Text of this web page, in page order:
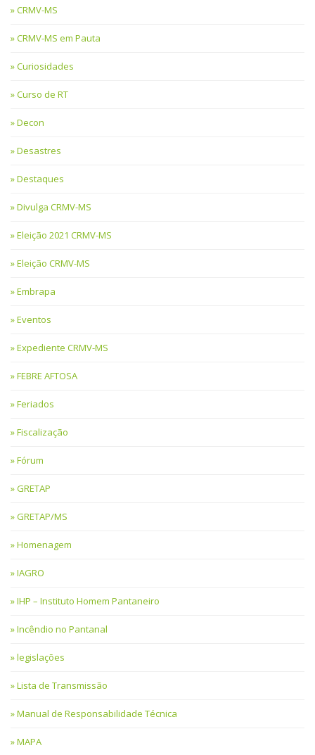
CRMV-MS
CRMV-MS em Pauta
Curiosidades
Curso de RT
Decon
Desastres
Destaques
Divulga CRMV-MS
Eleição 2021 CRMV-MS
Eleição CRMV-MS
Embrapa
Eventos
Expediente CRMV-MS
FEBRE AFTOSA
Feriados
Fiscalização
Fórum
GRETAP
GRETAP/MS
Homenagem
IAGRO
IHP – Instituto Homem Pantaneiro
Incêndio no Pantanal
legislações
Lista de Transmissão
Manual de Responsabilidade Técnica
MAPA